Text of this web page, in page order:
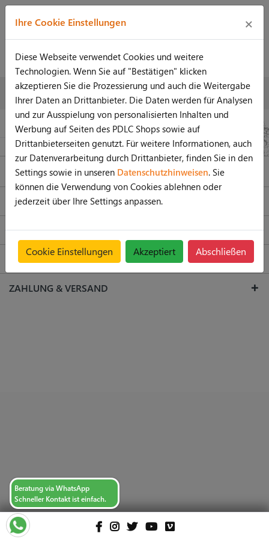
Preise konfigurieren lfdm.
1,2m
Preise konfigurieren lfdm.
1,5m
LED WAND
INDOOR
Beratung via WhatsApp
Schneller Kontakt ist einfach.
NEWSLETTER
SERVICE HOTLINE
SHOP SERVICE
INFORMATIONEN
ZAHLUNG & VERSAND
Ihre Cookie Einstellungen ×
Diese Webseite verwendet Cookies und weitere
Technologien. Wenn Sie auf "Bestätigen" klicken
akzeptieren Sie die Prozessierung und auch die Weitergabe
Ihrer Daten an Drittanbieter. Die Daten werden für Analysen
und zur Ausspielung von personalisierten Inhalten und
Werbung auf Seiten des PDLC Shops sowie auf
Drittanbieterseiten genutzt. Für weitere Informationen, auch
zur Datenverarbeitung durch Drittanbieter, finden Sie in den
Settings sowie in unseren Datenschutzhinweisen. Sie
können die Verwendung von Cookies ablehnen oder
jederzeit über Ihre Settings anpassen.
Cookie Einstellungen Akzeptiert Abschließen